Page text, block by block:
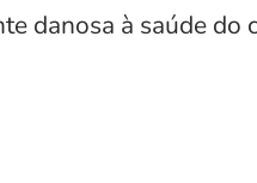
danosa à saúde do